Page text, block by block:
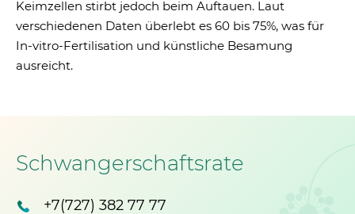
Keimzellen stirbt jedoch beim Auftauen. Laut
verschiedenen Daten überlebt es 60 bis 75%, was für
In-vitro-Fertilisation und künstliche Besamung
ausreicht.
Schwangerschaftsrate
+7(727) 382 77 77